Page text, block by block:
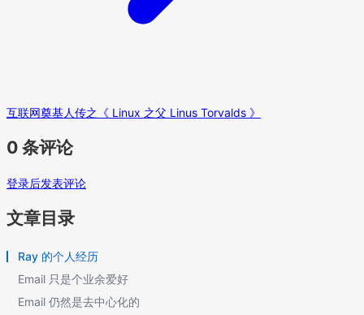
互联网奠基人传之《 Linux 之父 Linus Torvalds 》
0 条评论
登录后发表评论
文章目录
Ray 的个人经历
Email 只是个业余爱好
Email 仍然是去中心化的